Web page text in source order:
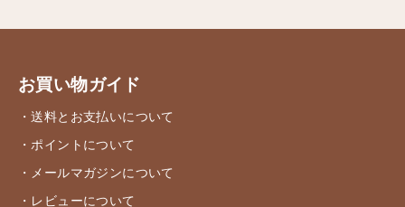
お買い物ガイド
・送料とお支払いについて
・ポイントについて
・メールマガジンについて
・レビューについて